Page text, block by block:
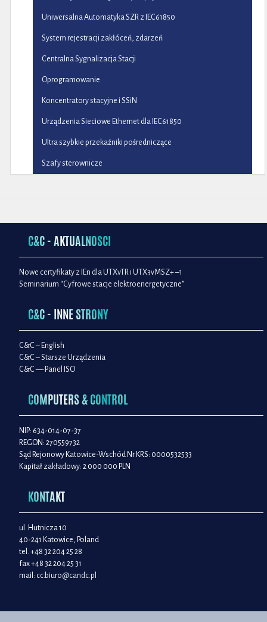
Uniwersalna Automatyka SZR z IEC61850
System rejestracji zakłóceń, zdarzeń
Centralna Sygnalizacja Stacji
Oprogramowanie
Koncentratory stacyjne i SSiN
Urządzenia Sieciowe Ethernet dla IEC61850
Ultra szybkie przekaźniki pośredniczące
Szafy sterownicze
C&C - AKTUALNOŚCI
Nowe certyfikaty z IEn dla UTXvTR i UTX3vMSZ+ –1
Seminarium “Cyfrowe stacje elektroenergetyczne”
C&C - INNE STRONY
C&C – English
C&C – Starsze Urządzenia
C&C — Panel ISO
COMPUTERS & CONTROL
NIP: 634-014-07-37
REGON: 270559732
Sąd Rejonowy Katowice-Wschód Nr KRS: 0000532533
Kapitał zakładowy: 2 000 000 PLN
KONTAKT
ul. Hutnicza 10
40-241 Katowice, Poland
tel. +48 32 204 25 28
fax +48 32 204 25 31
mail: cc.biuro@candc.pl